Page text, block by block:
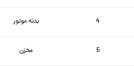
4 بدنه موتور
5 مخزن